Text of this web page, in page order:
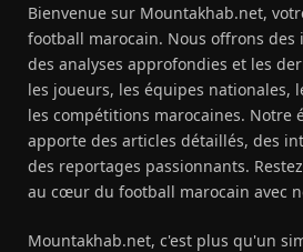
Bienvenue sur Mountakhab.net,
football marocain. Nous offrons des
des analyses approfondies et les
les joueurs, les équipes nationales,
les compétitions marocaines. Notre
apporte des articles détaillés, des
des reportages passionnants.
au cœur du football marocain avec
Mountakhab.net, c'est plus qu'un